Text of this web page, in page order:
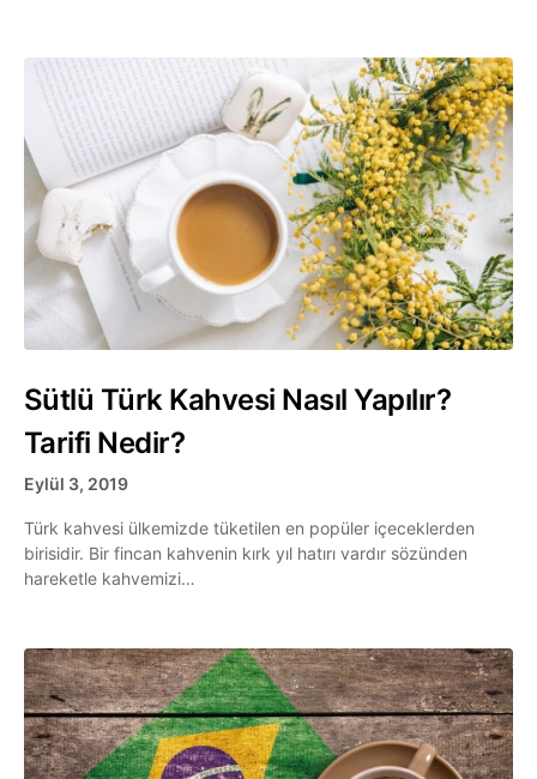
Sütlü Türk Kahvesi Nasıl Yapılır?
Tarifi Nedir?
Eylül 3, 2019
Türk kahvesi ülkemizde tüketilen en popüler içeceklerden
birisidir. Bir fincan kahvenin kırk yıl hatırı vardır sözünden
hareketle kahvemizi…